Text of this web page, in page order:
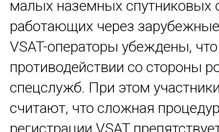
малых наземных спутниковых
работающих через
VSAT-операторы убеждены,
противодействии со стороны
спецслужб. При этом
считают, что сложная
регистрации VSAT